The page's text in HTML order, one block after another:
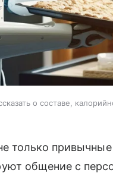
о составе,
только
общение с